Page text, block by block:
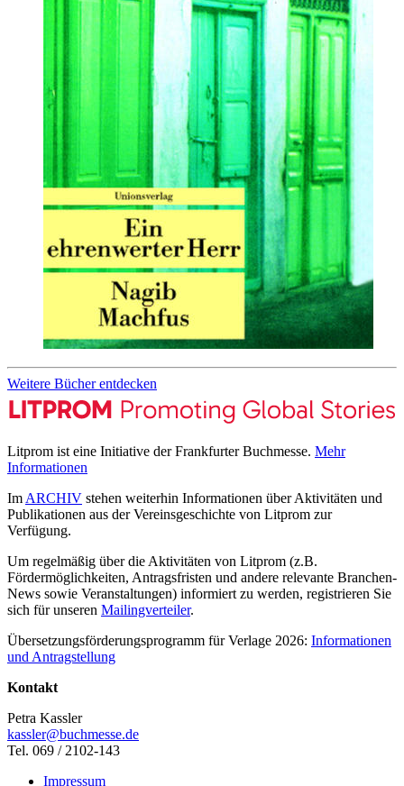
Weitere Bücher entdecken
Litprom ist eine Initiative der Frankfurter Buchmesse. Mehr
Informationen
Im ARCHIV stehen weiterhin Informationen über Aktivitäten und
Publikationen aus der Vereinsgeschichte von Litprom zur
Verfügung.
Um regelmäßig über die Aktivitäten von Litprom (z.B.
Fördermöglichkeiten, Antragsfristen und andere relevante Branchen-
News sowie Veranstaltungen) informiert zu werden, registrieren Sie
sich für unseren Mailingverteiler.
Übersetzungsförderungsprogramm für Verlage 2026: Informationen
und Antragstellung
Kontakt
Petra Kassler
kassler@buchmesse.de
Tel. 069 / 2102-143
Impressum